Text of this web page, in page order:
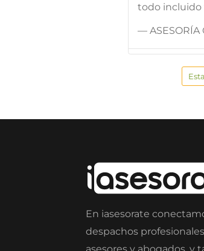
todo incluido
— ASESORÍA
En iasesorate
despachos